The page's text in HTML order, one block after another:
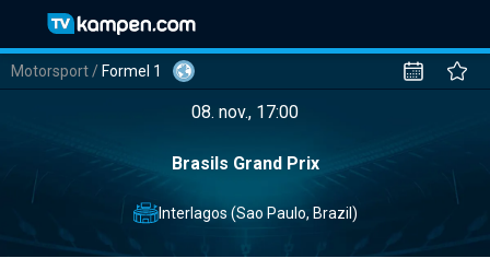
Motorsport / Formel 1
08. nov., 17:00
Brasils Grand Prix
Interlagos (Sao Paulo, Brazil)